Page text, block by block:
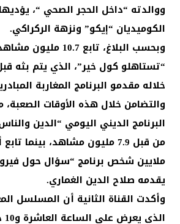
ووالدته “داخل الحجر الصحي “، يؤديها
الكوميديان “إيكو” ونزهة الركراكي.
وبحسب البلاغ، تابع
“تستاهلو كول خير”، الذي يتم بثه
خلاله مقدمو البرنامج المغاربة
والتضامن خلال هذه الأوقات
البرنامج الديني اليومي “الدين
من قبل 7.9 مليون مشاهد، بينما
ملايين شخص برنامج “سؤال حول
يقدمه صلاح الدين الغماري.
وأكدت القناة الثانية أن المسلسل